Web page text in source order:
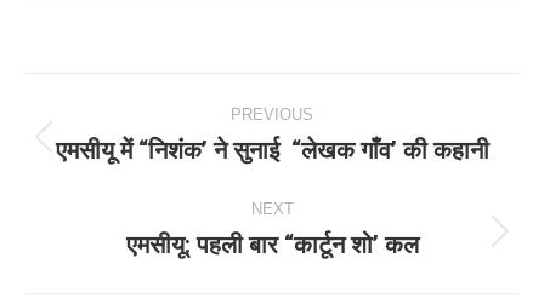
navigation
PREVIOUS
Previous
एमसीयू में “निशंक’ ने सुनाई “लेखक गाँव’ की कहानी
NEXT
Next
एमसीयू: पहली बार “कार्टून शो’ कल